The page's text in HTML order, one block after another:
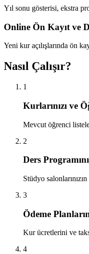
Yıl sonu gösterisi, ekstra
Online Ön Kayıt ve
Yeni kur açılışlarında ön
Nasıl Çalışır?
1
Kurlarınızı ve
Mevcut öğrenci
2
Ders
Stüdyo
3
Ödeme
Kur ücretlerini ve
4